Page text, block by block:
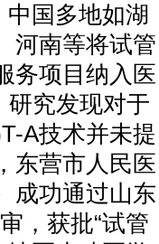
中国多地如湖
河南等将试管
务项目纳入医
研究发现对于
A技术并未提
东营市人民医
成功通过山东
，获批“试管